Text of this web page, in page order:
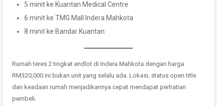
5 minit ke Kuantan Medical Centre
6 minit ke TMG Mall Indera Mahkota
8 minit ke Bandar Kuantan
Rumah teres 2 tingkat endlot di Indera Mahkota dengan harga
RM320,000 ini bukan unit yang selalu ada. Lokasi, status open title
dan keadaan rumah menjadikannya cepat mendapat perhatian
pembeli.